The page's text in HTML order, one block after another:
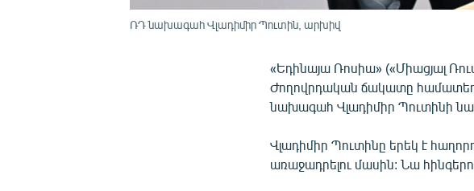
ՌԴ նախագահ Վլադիմիր Պուտին, արխիվ
«Եդինայա Ռոսիա» («Միացյալ
Ժողովրդական ճակատը համատեղ
նախագահ Վլադիմիր Պուտինի
Վլադիմիր Պուտինը երեկ է
առաջադրելու մասին: Նա